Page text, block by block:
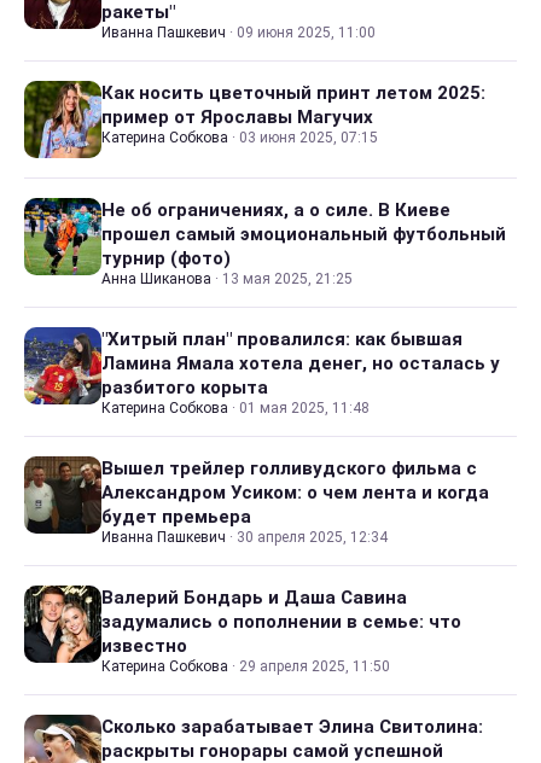
ракеты"
Иванна Пашкевич · 09 июня 2025, 11:00
Как носить цветочный принт летом 2025:
пример от Ярославы Магучих
Катерина Собкова · 03 июня 2025, 07:15
Не об ограничениях, а о силе. В Киеве
прошел самый эмоциональный футбольный
турнир (фото)
Анна Шиканова · 13 мая 2025, 21:25
"Хитрый план" провалился: как бывшая
Ламина Ямала хотела денег, но осталась у
разбитого корыта
Катерина Собкова · 01 мая 2025, 11:48
Вышел трейлер голливудского фильма с
Александром Усиком: о чем лента и когда
будет премьера
Иванна Пашкевич · 30 апреля 2025, 12:34
Валерий Бондарь и Даша Савина
задумались о пополнении в семье: что
известно
Катерина Собкова · 29 апреля 2025, 11:50
Сколько зарабатывает Элина Свитолина:
раскрыты гонорары самой успешной